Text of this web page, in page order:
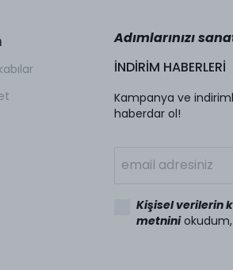
Adımlarınızı
İNDİRİM HABERLERİ
Kampanya ve
haberdar ol!
Kişisel verilerin
metniniokudum,